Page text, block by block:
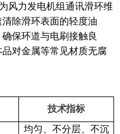
风力发电机组通讯滑环维
除滑环表面的轻度油
保环道与电刷接触良
对金属等常见材质无腐
技术指标
均匀、不分层、不沉